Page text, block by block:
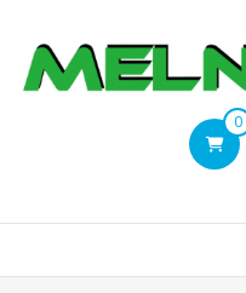
Inhalt
springen
melnibone.at
Dragonball,
0